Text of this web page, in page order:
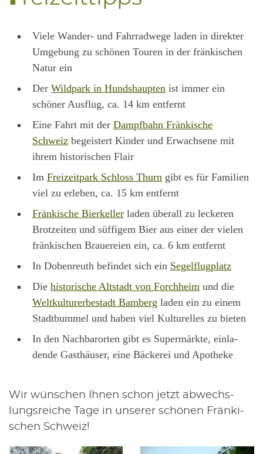
Vie­le Wan­der- und Fahr­rad­we­ge laden in direk­ter
Umge­bung zu schö­nen Tou­ren in der frän­ki­schen
Natur ein
Der Wild­park in Hunds­haup­ten ist immer ein
schö­ner Aus­flug, ca. 14 km entfernt
Eine Fahrt mit der Dampf­bahn Frän­ki­sche
Schweiz begeis­tert Kin­der und Erwach­se­ne mit
ihrem his­to­ri­schen Flair
Im Frei­zeit­park Schloss Thurn gibt es für Fami­li­en
viel zu erle­ben, ca. 15 km entfernt
Frän­ki­sche Bier­kel­ler laden über­all zu lecke­ren
Brot­zei­ten und süf­fi­gem Bier aus einer der vie­len
frän­ki­schen Braue­rei­en ein, ca. 6 km entfernt
In Doben­reuth befin­det sich ein Segel­flug­platz
Die his­to­ri­sche Alt­stadt von Forch­heim und die
Welt­kul­tur­er­be­stadt Bam­berg laden ein zu einem
Stadt­bum­mel und haben viel Kul­tu­rel­les zu bieten
In den Nach­bar­or­ten gibt es Super­märk­te, ein­la­
den­de Gast­häu­ser, eine Bäcke­rei und Apotheke
Wir wün­schen Ihnen schon jetzt abwechs­
lungs­rei­che Tage in unse­rer schö­nen Frän­ki­
schen Schweiz!